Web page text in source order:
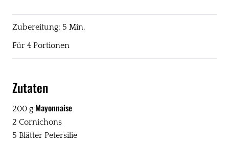
Zubereitung: 5 Min.
Für 4 Portionen
Zutaten
200 g Mayonnaise
2 Cornichons
5 Blätter Petersilie